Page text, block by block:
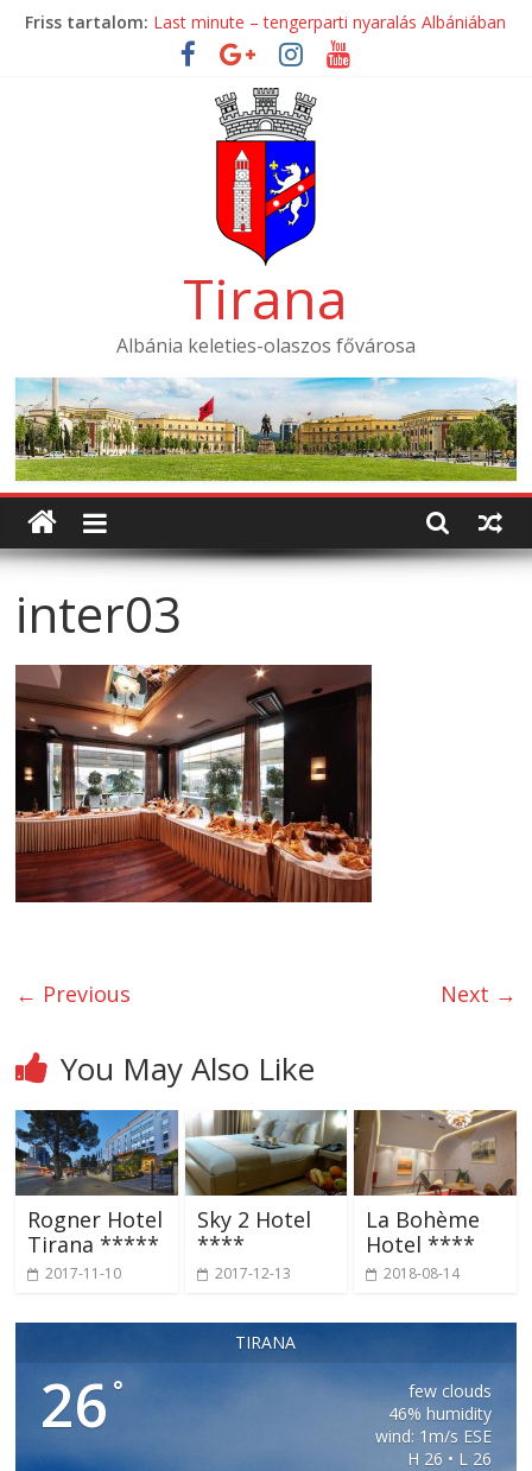
SkipFriss tartalom: Last minute – tengerparti nyaralás Albániában
Mondial Hotel ****
Mak Albania Hotel *****
La Bohème Hotel ****
Tirana International Hotel ****
Tirana
Albánia keleties-olaszos fővárosa
inter03
← Previous Next →
You May Also Like
Rogner Hotel
Tirana *****
2017-11-10
Sky 2 Hotel
****
2017-12-13
La Bohème
Hotel ****
2018-08-14
TIRANA
26 °
few clouds
46% humidity
wind: 1m/s ESE
H 26 • L 26